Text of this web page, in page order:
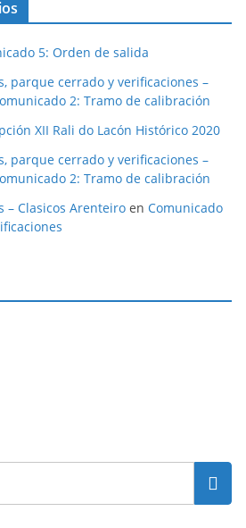
5: Orden de salida
parque cerrado y verificaciones –
2: Tramo de calibración
XII Rali do Lacón Histórico 2020
parque cerrado y verificaciones –
2: Tramo de calibración
– Clasicos Arenteiro en Comunicado